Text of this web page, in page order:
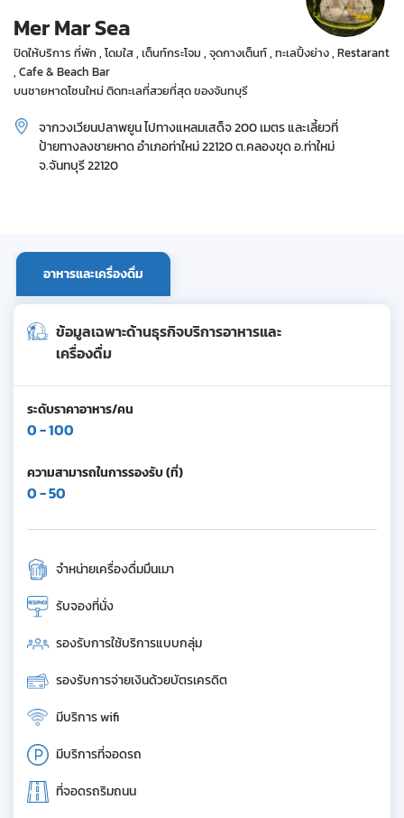
Mer Mar Sea
ปิดให้บริการ ที่พัก , โดมใส , เต็นท์กระโจม , จุดกางเต็นท์ , ทะเลปิ้งย่าง , Restarant
, Cafe & Beach Bar
บนชายหาดโซนใหม่ ติดทะเลที่สวยที่สุด ของจันทบุรี
จากวงเวียนปลาพยูน ไปทางแหลมเสด็จ 200 เมตร และเลี้ยวที่
ป้ายทางลงชายหาด อำเภอท่าใหม่ 22120 ต.คลองขุด อ.ท่าใหม่
จ.จันทบุรี 22120
อาหารและเครื่องดื่ม
ข้อมูลเฉพาะด้านธุรกิจบริการอาหารและ
เครื่องดื่ม
ระดับราคาอาหาร/คน
0 - 100
ความสามารถในการรองรับ (ที่)
0 - 50
จำหน่ายเครื่องดื่มมึนเมา
รับจองที่นั่ง
รองรับการใช้บริการแบบกลุ่ม
รองรับการจ่ายเงินด้วยบัตรเครดิต
มีบริการ wifi
มีบริการที่จอดรถ
ที่จอดรถริมถนน